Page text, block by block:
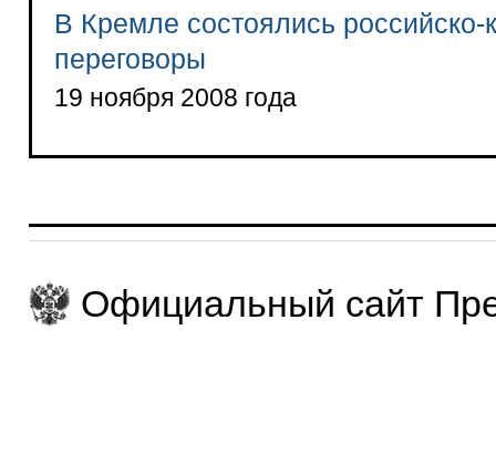
В Кремле состоялись российско-
переговоры
19 ноября 2008 года
Официальный сайт